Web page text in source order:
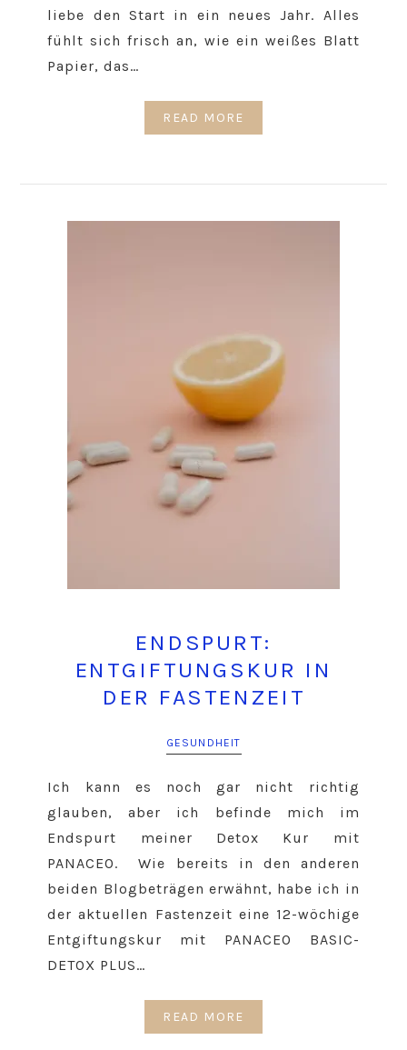
liebe den Start in ein neues Jahr. Alles
fühlt sich frisch an, wie ein weißes Blatt
Papier, das…
READ MORE
ENDSPURT:
ENTGIFTUNGSKUR IN
DER FASTENZEIT
GESUNDHEIT
Ich kann es noch gar nicht richtig
glauben, aber ich befinde mich im
Endspurt meiner Detox Kur mit
PANACEO. Wie bereits in den anderen
beiden Blogbeträgen erwähnt, habe ich in
der aktuellen Fastenzeit eine 12-wöchige
Entgiftungskur mit PANACEO BASIC-
DETOX PLUS…
READ MORE